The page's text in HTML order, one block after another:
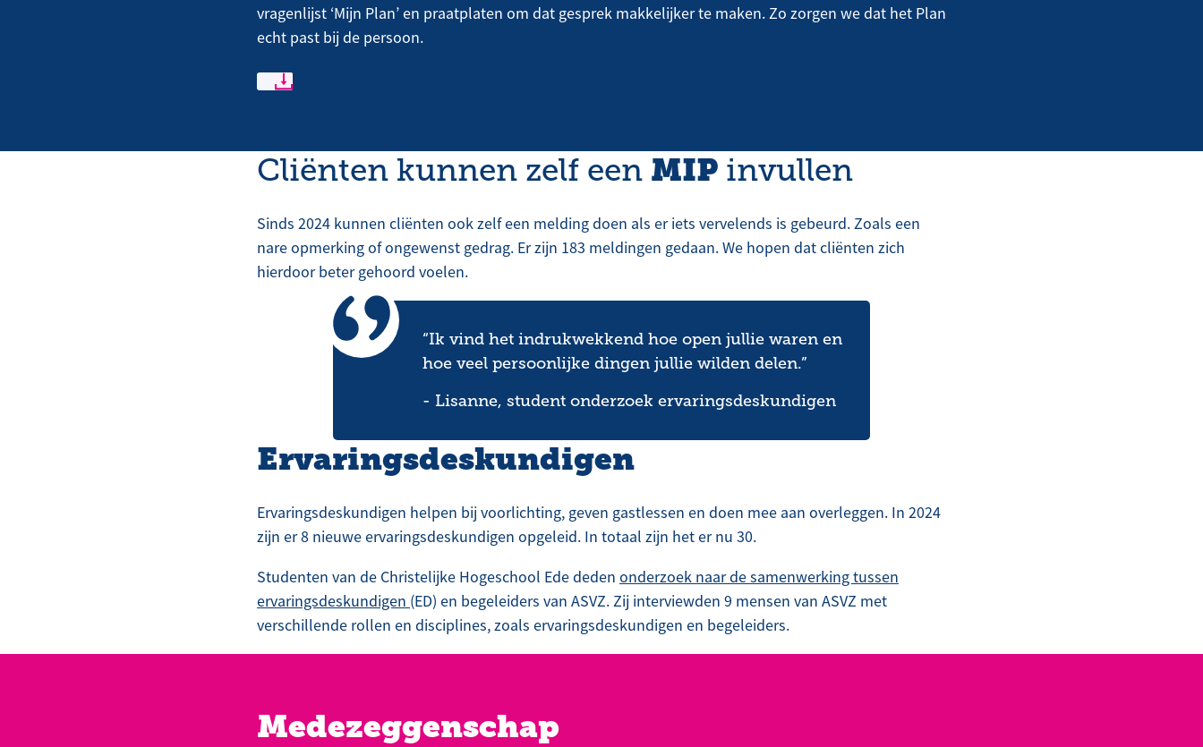
vragenlijst ‘Mijn Plan’ en praatplaten om dat gesprek makkelijker te maken. Zo zorgen we dat het Plan
echt past bij de persoon.
Cliënten kunnen zelf een MIP invullen
Sinds 2024 kunnen cliënten ook zelf een melding doen als er iets vervelends is gebeurd. Zoals een
nare opmerking of ongewenst gedrag. Er zijn 183 meldingen gedaan. We hopen dat cliënten zich
hierdoor beter gehoord voelen.
“Ik vind het indrukwekkend hoe open jullie waren en
hoe veel persoonlijke dingen jullie wilden delen.”
- Lisanne, student onderzoek ervaringsdeskundigen
Ervaringsdeskundigen
Ervaringsdeskundigen helpen bij voorlichting, geven gastlessen en doen mee aan overleggen. In 2024
zijn er 8 nieuwe ervaringsdeskundigen opgeleid. In totaal zijn het er nu 30.
Studenten van de Christelijke Hogeschool Ede deden onderzoek naar de samenwerking tussen
ervaringsdeskundigen (ED) en begeleiders van ASVZ. Zij interviewden 9 mensen van ASVZ met
verschillende rollen en disciplines, zoals ervaringsdeskundigen en begeleiders.
Medezeggenschap